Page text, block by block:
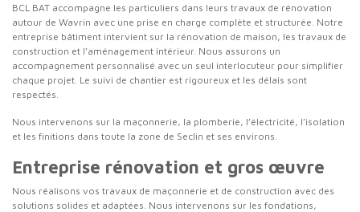
BCL BAT accompagne les particuliers dans leurs travaux de rénovation
autour de Wavrin avec une prise en charge complète et structurée. Notre
entreprise bâtiment intervient sur la rénovation de maison, les travaux de
construction et l’aménagement intérieur. Nous assurons un
accompagnement personnalisé avec un seul interlocuteur pour simplifier
chaque projet. Le suivi de chantier est rigoureux et les délais sont
respectés.
Nous intervenons sur la maçonnerie, la plomberie, l’électricité, l’isolation
et les finitions dans toute la zone de Seclin et ses environs.
Entreprise rénovation et gros œuvre
Nous réalisons vos travaux de maçonnerie et de construction avec des
solutions solides et adaptées. Nous intervenons sur les fondations,